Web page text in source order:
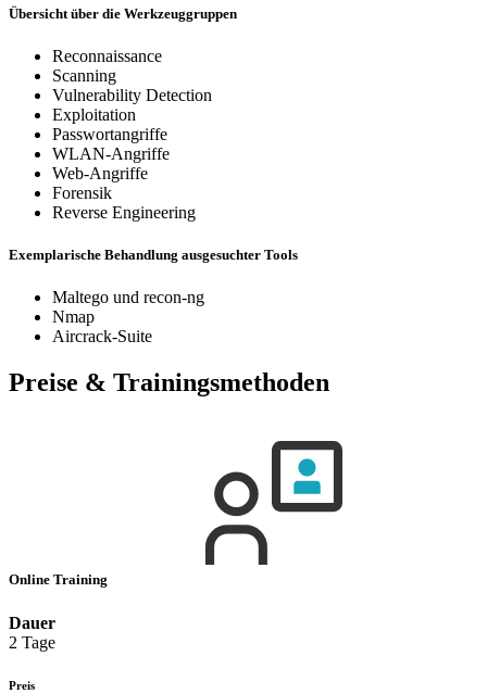
Übersicht über die Werkzeuggruppen
Reconnaissance
Scanning
Vulnerability Detection
Exploitation
Passwortangriffe
WLAN-Angriffe
Web-Angriffe
Forensik
Reverse Engineering
Exemplarische Behandlung ausgesuchter Tools
Maltego und recon-ng
Nmap
Aircrack-Suite
Preise & Trainingsmethoden
Online Training
Dauer
2 Tage
Preis